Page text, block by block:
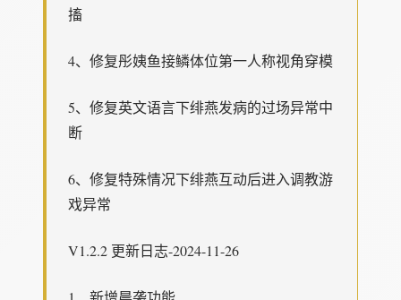
搐
4、修复彤姨鱼接鳞体位第一人称视角穿模
5、修复英文语言下绯燕发病的过场异常中
断
6、修复特殊情况下绯燕互动后进入调教游
戏异常
V1.2.2 更新日志-2024-11-26